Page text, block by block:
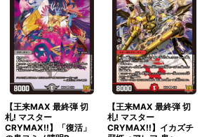
【王来MAX 最終弾 切
札! マスター
CRYMAX!!】「復活」
【王来MAX 最終弾 切
札! マスター
CRYMAX!!】イカズチ